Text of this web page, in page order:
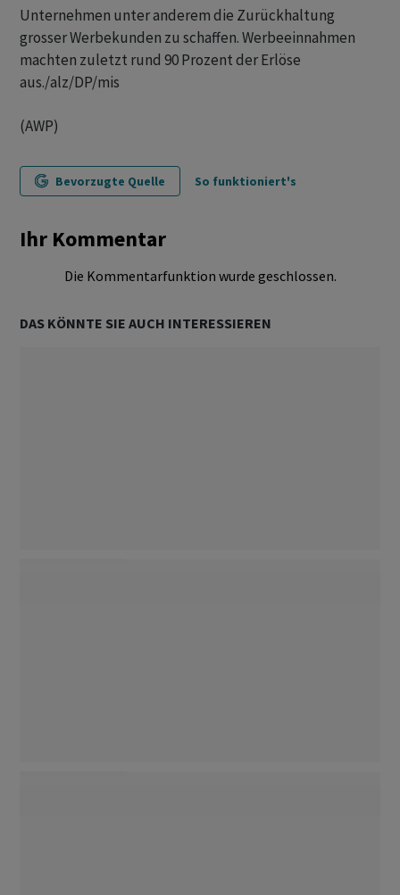
Unternehmen unter anderem die Zurückhaltung
grosser Werbekunden zu schaffen. Werbeeinnahmen
machten zuletzt rund 90 Prozent der Erlöse
aus./alz/DP/mis
(AWP)
Bevorzugte Quelle So funktioniert's
Ihr Kommentar
Die Kommentarfunktion wurde geschlossen.
DAS KÖNNTE SIE AUCH INTERESSIEREN